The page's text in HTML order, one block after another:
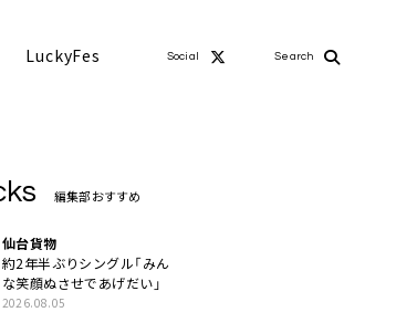
LuckyFes Social Search
編集部おすすめ
仙台貨物
約2年半ぶりシングル「みん
な笑顔ぬさせであげだい」
2026.08.05